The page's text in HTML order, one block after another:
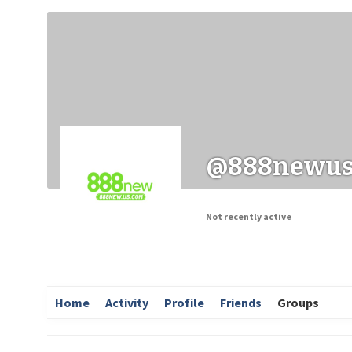
Заходи
Not recently active
Home Activity Profile Friends Groups